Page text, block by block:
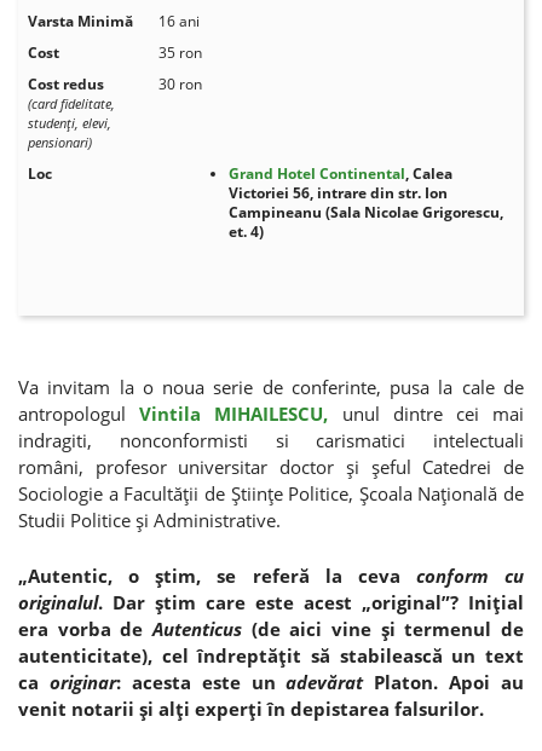
Varsta Minimă
16 ani
Cost
35 ron
Cost redus
(card fidelitate,
studenţi, elevi,
pensionari)
30 ron
Loc Grand Hotel Continental, Calea
Victoriei 56, intrare din str. Ion
Campineanu (Sala Nicolae Grigorescu,
et. 4)
Va invitam la o noua serie de conferinte, pusa la cale de
antropologulVintila MIHAILESCU,
unul dintre cei mai
indragiti, nonconformisti si carismatici intelectuali
români, profesor universitar doctor şi şeful Catedrei de
Sociologie a Facultăţii de Ştiinţe Politice, Şcoala Naţională de
Studii Politice şi Administrative.
„Autentic, o ştim, se referă la ceva conform cu
originalul. Dar ştim care este acest „original”? Iniţial
era vorba deAutenticus (de aici vine şi termenul de
autenticitate), cel îndreptăţit să stabilească un text
ca originar: acesta este unadevăratPlaton. Apoi au
venit notarii şi alţi experţi în depistarea falsurilor.